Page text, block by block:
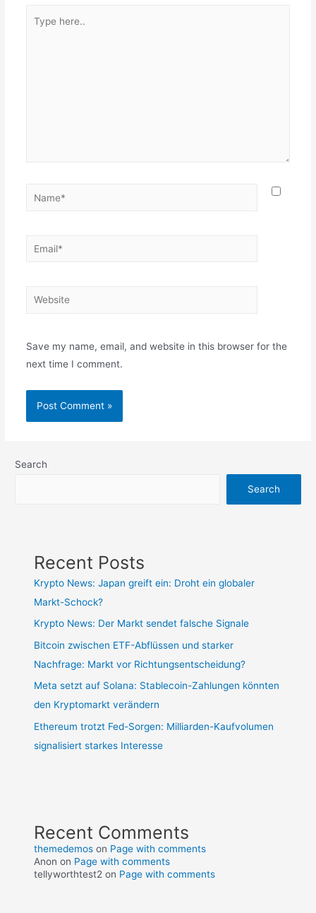
here..
Name*
Email*
Website
Save my name, email, and website in this browser for the
next time I comment.
Search
Search
Recent Posts
Krypto News: Japan greift ein: Droht ein globaler
Markt-Schock?
Krypto News: Der Markt sendet falsche Signale
Bitcoin zwischen ETF-Abflüssen und starker
Nachfrage: Markt vor Richtungsentscheidung?
Meta setzt auf Solana: Stablecoin-Zahlungen könnten
den Kryptomarkt verändern
Ethereum trotzt Fed-Sorgen: Milliarden-Kaufvolumen
signalisiert starkes Interesse
Recent Comments
themedemos on Page with comments
Anon on Page with comments
tellyworthtest2 on Page with comments